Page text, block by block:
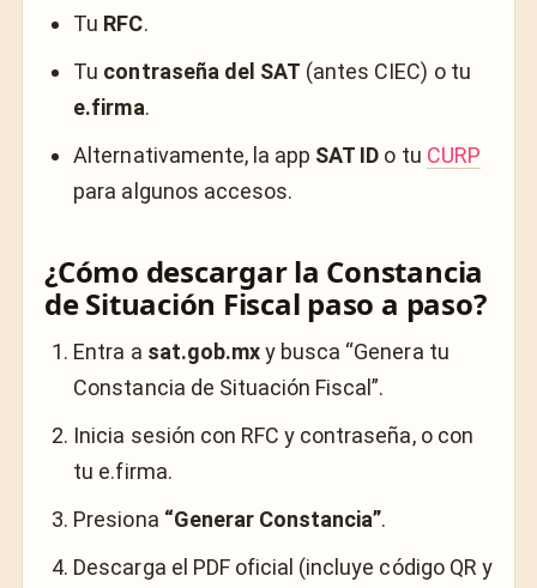
Tu RFC.
Tu contraseña del SAT (antes CIEC) o tu
e.firma.
Alternativamente, la app SAT ID o tu CURP
para algunos accesos.
¿Cómo descargar la Constancia
de Situación Fiscal paso a paso?
Entra a sat.gob.mxy busca “Genera tu
Constancia de Situación Fiscal”.
Inicia sesión con RFC y contraseña, o con
tu e.firma.
Presiona “Generar Constancia”.
Descarga el PDF oficial (incluye código QR y